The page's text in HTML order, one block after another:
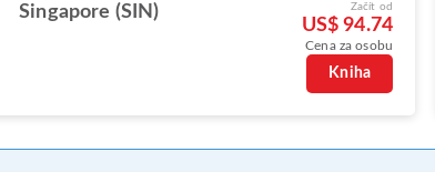
Singapore (SIN) Začít od
US$ 94.74
Cena za osobu
Kniha